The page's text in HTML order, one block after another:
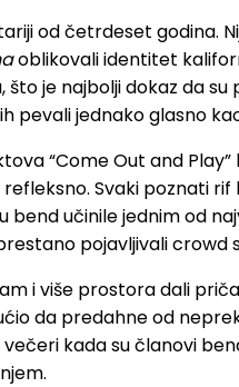
od četrdeset godina.
oblikovali identitet
je najbolji dokaz da
pevali jednako glasno
“Come Out and
Svaki poznati
bend učinile jednim od
pojavljivali crowd
i više prostora dali
da predahne od
kada su članovi